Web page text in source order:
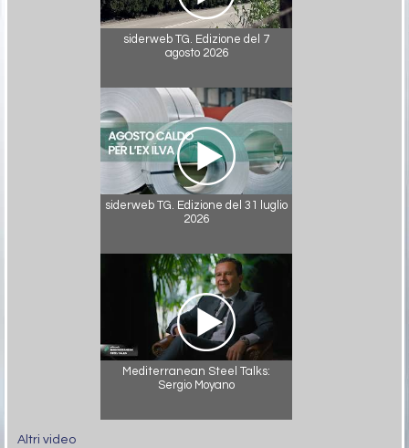
siderweb TG. Edizione del 7
agosto 2026
siderweb TG. Edizione del 31 luglio
2026
Mediterranean Steel Talks:
Sergio Moyano
Altri video